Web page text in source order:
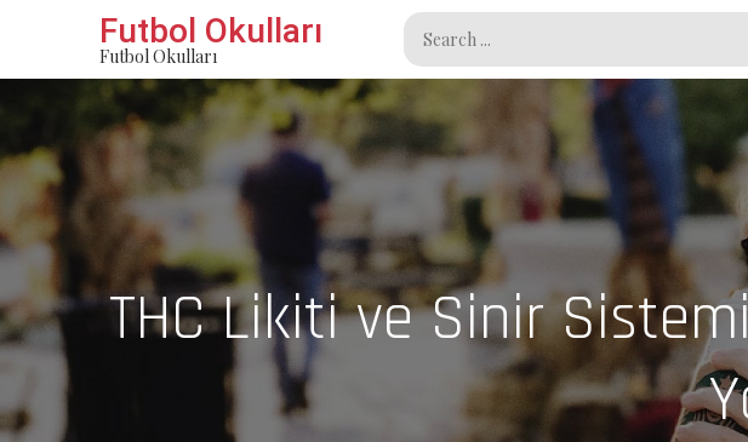
content
Futbol Okulları
Futbol Okulları
Search
for:
THC Likiti ve Sinir